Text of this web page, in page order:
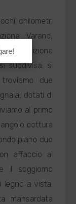
chilometri
Varano,
in posizione
suddivisa: si
due
dotati di
al primo
cottura
piano due
affaccio al
il soggiorno
legno a vista.
mansardata